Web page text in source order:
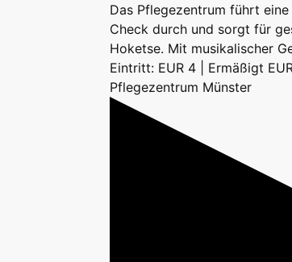
Das Pflegezentrum führt
Check durch und sorgt für
Hoketse. Mit musikalischer
Eintritt: EUR 4 | Ermäßigt
Pflegezentrum Münster